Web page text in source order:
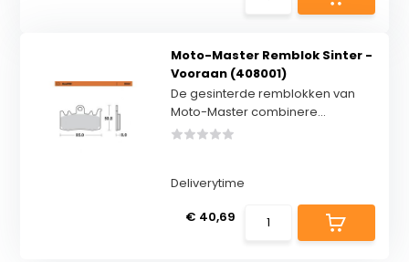
Moto-Master Remblok Sinter -
Vooraan (408001)
De gesinterde remblokken van
Moto-Master combinere...
Deliverytime
€ 40,69